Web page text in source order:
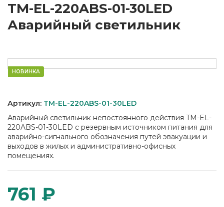
TM-EL-220ABS-01-30LED
Аварийный светильник
НОВИНКА
Артикул: TM-EL-220ABS-01-30LED
Аварийный светильник непостоянного действия TM-EL-
220ABS-01-30LED с резервным источником питания для
аварийно-сигнального обозначения путей эвакуации и
выходов в жилых и административно-офисных
помещениях.
761 ₽